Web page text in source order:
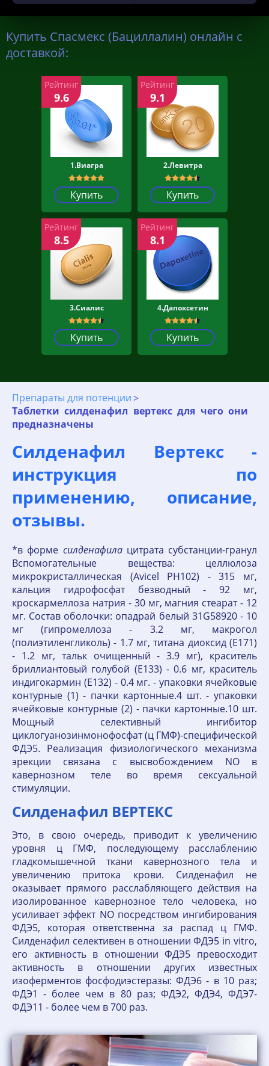
Купить Спасмекс (Бациллалин) онлайн с
доставкой:
1.Виагра
Купить
Рейтинг
9.6
2.Левитра
Купить
Рейтинг
9.1
3.Сиалис
Купить
Рейтинг
8.5
4.Дапоксетин
Купить
Рейтинг
8.1
Препараты для потенции
Таблетки силденафил вертекс для чего они
предназначены
Силденафил Вертекс -
инструкция по
применению, описание,
отзывы.
*в форме силденафилацитрата субстанции-гранул
Вспомогательные вещества: целлюлоза
микрокристаллическая (Avicel PH102) - 315 мг,
кальция гидрофосфат безводный - 92 мг,
кроскармеллоза натрия - 30 мг, магния стеарат - 12
мг. Состав оболочки: опадрай белый 31G58920 - 10
мг (гипромеллоза - 3.2 мг, макрогол
(полиэтиленгликоль) - 1.7 мг, титана диоксид (Е171)
- 1.2 мг, тальк очищенный - 3.9 мг), краситель
бриллиантовый голубой (Е133) - 0.6 мг, краситель
индигокармин (Е132) - 0.4 мг. - упаковки ячейковые
контурные (1) - пачки картонные.4 шт. - упаковки
ячейковые контурные (2) - пачки картонные.10 шт.
Мощный селективный ингибитор
циклогуанозинмонофосфат (ц ГМФ)-специфической
ФДЭ5. Реализация физиологического механизма
эрекции связана с высвобождением NO в
кавернозном теле во время сексуальной
стимуляции.
Силденафил ВЕРТЕКС
Это, в свою очередь, приводит к увеличению
уровня ц ГМФ, последующему расслаблению
гладкомышечной ткани кавернозного тела и
увеличению притока крови. Силденафил не
оказывает прямого расслабляющего действия на
изолированное кавернозное тело человека, но
усиливает эффект NO посредством ингибирования
ФДЭ5, которая ответственна за распад ц ГМФ.
Силденафил селективен в отношении ФДЭ5 in vitro,
его активность в отношении ФДЭ5 превосходит
активность в отношении других известных
изоферментов фосфодиэстеразы: ФДЭ6 - в 10 раз;
ФДЭ1 - более чем в 80 раз; ФДЭ2, ФДЭ4, ФДЭ7-
ФДЭ11 - более чем в 700 раз.